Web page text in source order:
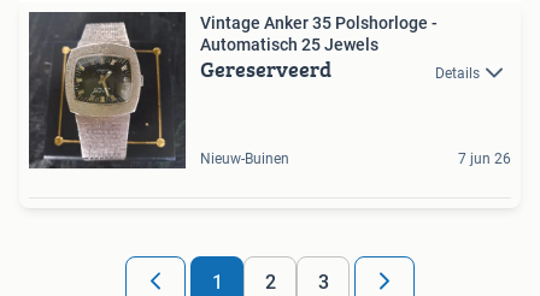
Vintage Anker 35 Polshorloge -
Automatisch 25 Jewels
Gereserveerd Details
Nieuw-Buinen 7 jun 26
1 2 3